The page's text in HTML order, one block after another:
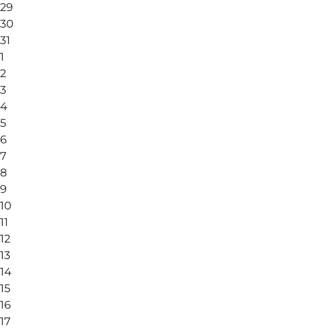
29
30
31
1
2
3
4
5
6
7
8
9
10
11
12
13
14
15
16
17